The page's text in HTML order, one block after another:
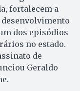
fortalecem a
dos episódios
no estado.
de
Geraldo